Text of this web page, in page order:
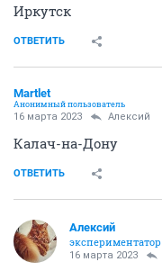
Иркутск
ОТВЕТИТЬ
Мartlet
Анонимный пользователь
16 марта 2023 Алексий
Калач-на-Дону
ОТВЕТИТЬ
Алексий
экспериментатор
16 марта 2023